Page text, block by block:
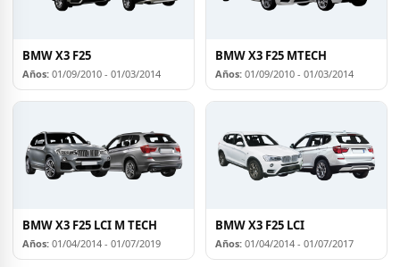
BMW X3 F25
Años: 01/09/2010 - 01/03/2014
BMW X3 F25 MTECH
Años: 01/09/2010 - 01/03/2014
BMW X3 F25 LCI M TECH
Años: 01/04/2014 - 01/07/2019
BMW X3 F25 LCI
Años: 01/04/2014 - 01/07/2017